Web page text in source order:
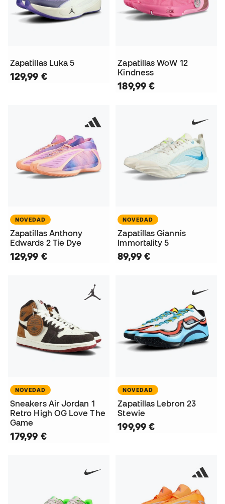
Zapatillas Luka 5
129,99 €
Zapatillas WoW 12
Kindness
189,99 €
NOVEDAD
Zapatillas Anthony
Edwards 2 Tie Dye
129,99 €
NOVEDAD
Zapatillas Giannis
Immortality 5
89,99 €
NOVEDAD
Sneakers Air Jordan 1
Retro High OG Love The
Game
179,99 €
NOVEDAD
Zapatillas Lebron 23
Stewie
199,99 €